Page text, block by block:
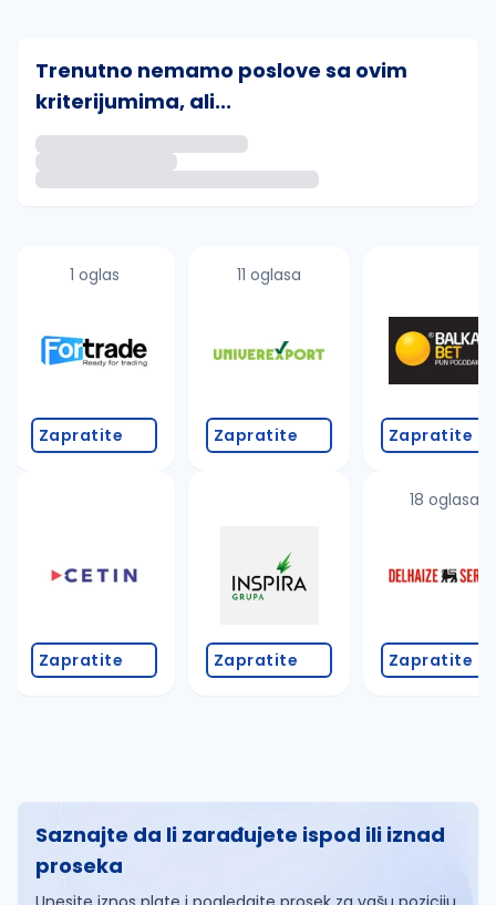
Trenutno nemamo poslove sa ovim
kriterijumima, ali...
proverite pravopisne greške (koristite č, ć, š, đ,
promenite odabrane filtere pretrage
1 oglas
Zapratite
Zapratite
11 oglasa
Zapratite
Zapratite
Zapratite
18 oglasa
Zapratite
Saznajte da li zarađujete ispod ili iznad
proseka